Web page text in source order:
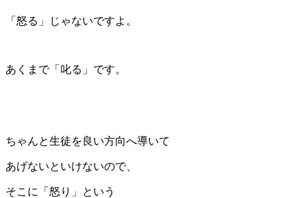
「怒る」じゃないですよ。
あくまで「叱る」です。
ちゃんと生徒を良い方向へ導いて
あげないといけないので、
そこに「怒り」という